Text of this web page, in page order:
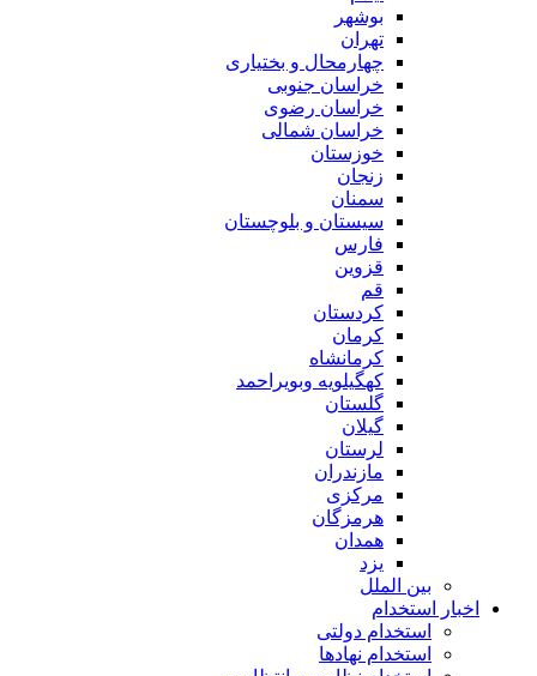
بوشهر
تهران
چهارمحال و بختیاری
خراسان جنوبی
خراسان رضوی
خراسان شمالی
خوزستان
زنجان
سمنان
سیستان و بلوچستان
فارس
قزوین
قم
کردستان
کرمان
کرمانشاه
کهگیلویه وبویراحمد
گلستان
گیلان
لرستان
مازندران
مرکزی
هرمزگان
همدان
یزد
بین الملل
اخبار استخدام
استخدام دولتی
استخدام نهادها